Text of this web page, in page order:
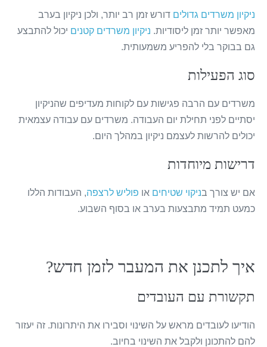
ניקיון משרדים גדוליםדורש זמן רב יותר, ולכן ניקיון בערב
מאפשר יותר זמן ליסודיות. ניקיון משרדים קטניםיכול להתבצע
גם בבוקר בלי להפריע משמעותית.
סוג הפעילות
משרדים עם הרבה פגישות עם לקוחות מעדיפים שהניקיון
יסתיים לפני תחילת יום העבודה. משרדים עם עבודה עצמאית
יכולים להרשות לעצמם ניקיון במהלך היום.
דרישות מיוחדות
אם יש צורך בניקוי שטיחיםאו פוליש לרצפה, העבודות הללו
כמעט תמיד מתבצעות בערב או בסוף השבוע.
איך לתכנן את המעבר לזמן חדש?
תקשורת עם העובדים
הודיעו לעובדים מראש על השינוי וסבירו את היתרונות. זה יעזור
להם להתכונן ולקבל את השינוי בחיוב.